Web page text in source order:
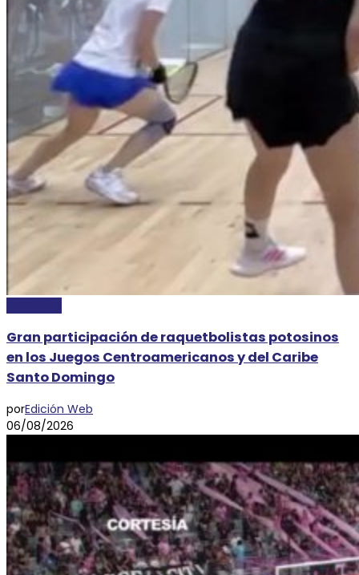
Gran participación de raquetbolistas potosinos
en los Juegos Centroamericanos y del Caribe
Santo Domingo
porEdición Web
06/08/2026